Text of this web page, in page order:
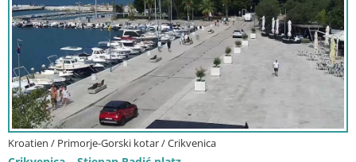
Kroatien / Primorje-Gorski kotar / Crikvenica